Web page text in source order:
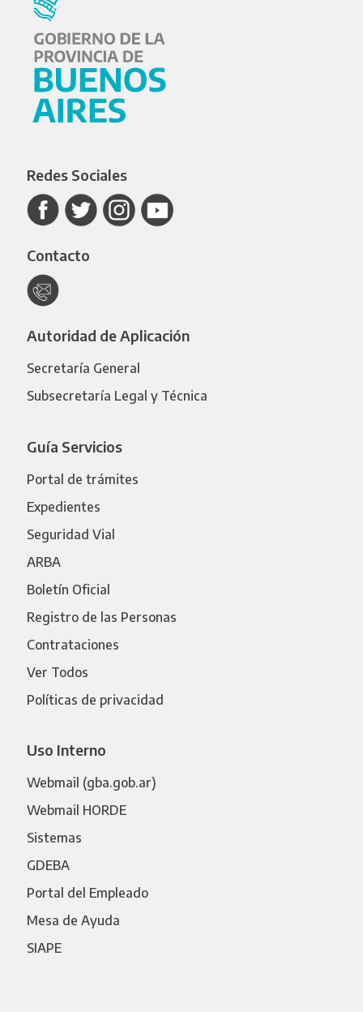
Redes Sociales
Contacto
Autoridad de Aplicación
Secretaría General
Subsecretaría Legal y Técnica
Guía Servicios
Portal de trámites
Expedientes
Seguridad Vial
ARBA
Boletín Oficial
Registro de las Personas
Contrataciones
Ver Todos
Políticas de privacidad
Uso Interno
Webmail (gba.gob.ar)
Webmail HORDE
Sistemas
GDEBA
Portal del Empleado
Mesa de Ayuda
SIAPE